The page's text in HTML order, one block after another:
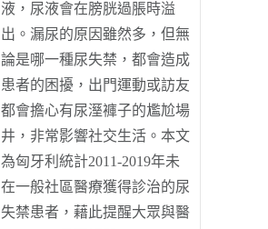
液，尿液會在膀胱過脹時溢
出。漏尿的原因雖然多，但無
論是哪一種尿失禁，都會造成
患者的困擾，出門運動或訪友
都會擔心有尿溼褲子的尷尬場
井，非常影響社交生活。本文
為匈牙利統計2011-2019年未
在一般社區醫療獲得診治的尿
失禁患者，藉此提醒大眾與醫